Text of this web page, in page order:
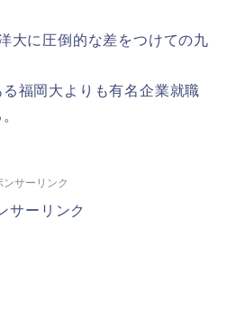
大に圧倒的な差をつけての九
福岡大よりも有名企業就職
ンサーリンク
サーリンク